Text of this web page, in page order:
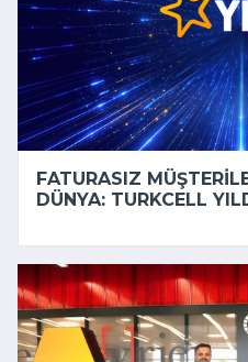
FATURASIZ
DÜNYA: TURKCELL